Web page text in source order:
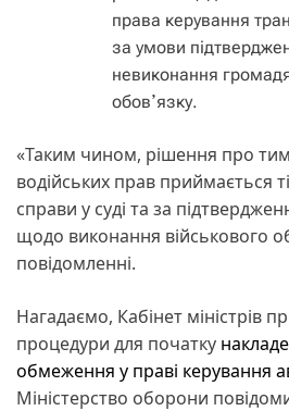
права керування
за умови
невиконання
обовʼязку.
«Таким чином, рішення про
водійських прав приймається
справи у суді та за
щодо виконання військового
повідомленні.
Нагадаємо, Кабінет міністрів
процедури для початку
обмеження у праві керування
Міністерство оборони